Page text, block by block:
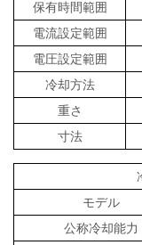
保有時間範囲
電流設定範囲
電圧設定範囲
冷却方法
重さ
寸法
モデル
公称冷却能力